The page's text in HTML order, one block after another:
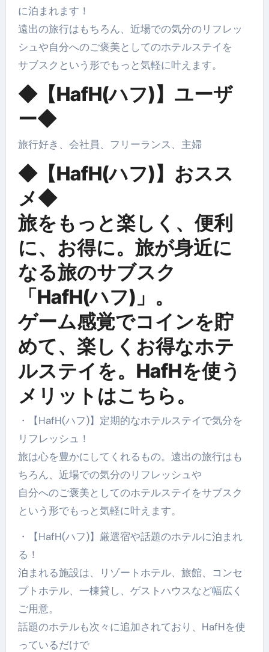
に泊まれます！
遠出の旅行はもちろん、近場での気分のリフレッ
シュや自分へのご褒美としてのホテルステイを
サブスクという形でもっと気軽に叶えます。
◆【HafH(ハフ)】ユーザ
ー◆
旅行好き、会社員、フリーランス、主婦
◆【HafH(ハフ)】おスス
メ◆
旅をもっと楽しく、便利
に、お得に。旅が身近に
なる旅のサブスク
「HafH(ハフ)」。
ゲーム感覚でコインを貯
めて、楽しくお得なホテ
ルステイを。HafHを使う
メリットはこちら。
・【HafH(ハフ)】定期的なホテルステイで気分を
リフレッシュ！
旅は心を豊かにしてくれるもの。遠出の旅行はも
ちろん、近場での気分のリフレッシュや
自分へのご褒美としてのホテルステイをサブスク
という形でもっと気軽に叶えます。
・【HafH(ハフ)】厳選宿や話題のホテルに泊まれ
る！
泊まれる施設は、リゾートホテル、旅館、コンセ
プトホテル、一棟貸し、ゲストハウスなど幅広く
ご用意。
話題のホテルも次々に追加されており、HafHを使
っているだけで